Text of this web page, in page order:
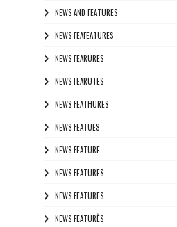
NEWS AND FEATURES
NEWS FEAFEATURES
NEWS FEARURES
NEWS FEARUTES
NEWS FEATHURES
NEWS FEATUES
NEWS FEATURE
NEWS FEATURES
NEWS FEATURES
NEWS FEATURÈS